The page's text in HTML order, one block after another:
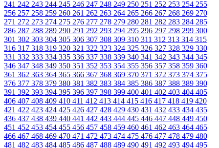
241 242 243 244 245 246 247 248 249 250 251 252 253 254 255
256 257 258 259 260 261 262 263 264 265 266 267 268 269 270
271 272 273 274 275 276 277 278 279 280 281 282 283 284 285
286 287 288 289 290 291 292 293 294 295 296 297 298 299 300
301 302 303 304 305 306 307 308 309 310 311 312 313 314 315
316 317 318 319 320 321 322 323 324 325 326 327 328 329 330
331 332 333 334 335 336 337 338 339 340 341 342 343 344 345
346 347 348 349 350 351 352 353 354 355 356 357 358 359 360
361 362 363 364 365 366 367 368 369 370 371 372 373 374 375
376 377 378 379 380 381 382 383 384 385 386 387 388 389 390
391 392 393 394 395 396 397 398 399 400 401 402 403 404 405
406 407 408 409 410 411 412 413 414 415 416 417 418 419 420
421 422 423 424 425 426 427 428 429 430 431 432 433 434 435
436 437 438 439 440 441 442 443 444 445 446 447 448 449 450
451 452 453 454 455 456 457 458 459 460 461 462 463 464 465
466 467 468 469 470 471 472 473 474 475 476 477 478 479 480
481 482 483 484 485 486 487 488 489 490 491 492 493 494 495